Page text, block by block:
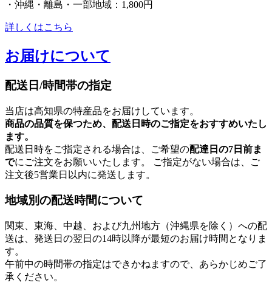
・沖縄・離島・一部地域：1,800円
詳しくはこちら
お届けについて
配送日/時間帯の指定
当店は高知県の特産品をお届けしています。
商品の品質を保つため、配送日時のご指定をおすすめいたし
ます。
配送日時をご指定される場合は、ご希望の配達日の7日前ま
でにご注文をお願いいたします。 ご指定がない場合は、ご
注文後5営業日以内に発送します。
地域別の配送時間について
関東、東海、中越、および九州地方（沖縄県を除く）への配
送は、発送日の翌日の14時以降が最短のお届け時間となりま
す。
午前中の時間帯の指定はできかねますので、あらかじめご了
承ください。